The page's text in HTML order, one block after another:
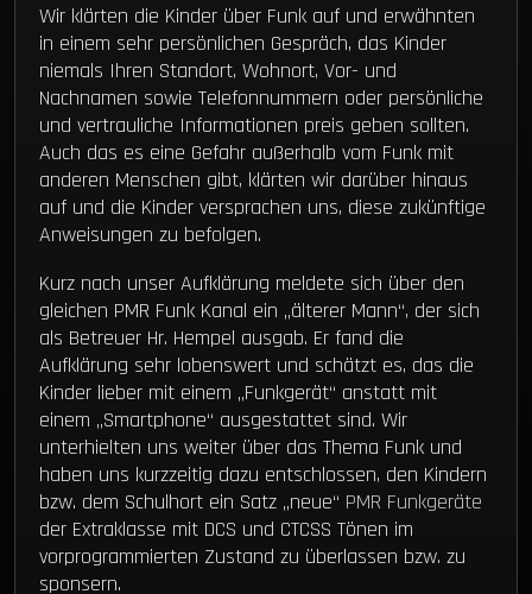
Wir klärten die Kinder über Funk auf und erwähnten
in einem sehr persönlichen Gespräch, das Kinder
niemals Ihren Standort, Wohnort, Vor- und
Nachnamen sowie Telefonnummern oder persönliche
und vertrauliche Informationen preis geben sollten.
Auch das es eine Gefahr außerhalb vom Funk mit
anderen Menschen gibt, klärten wir darüber hinaus
auf und die Kinder versprachen uns, diese zukünftige
Anweisungen zu befolgen.
Kurz nach unser Aufklärung meldete sich über den
gleichen PMR Funk Kanal ein „älterer Mann“, der sich
als Betreuer Hr. Hempel ausgab. Er fand die
Aufklärung sehr lobenswert und schätzt es, das die
Kinder lieber mit einem „Funkgerät“ anstatt mit
einem „Smartphone“ ausgestattet sind. Wir
unterhielten uns weiter über das Thema Funk und
haben uns kurzzeitig dazu entschlossen, den Kindern
bzw. dem Schulhort ein Satz „neue“ PMR Funkgeräte
der Extraklasse mit DCS und CTCSS Tönen im
vorprogrammierten Zustand zu überlassen bzw. zu
sponsern.